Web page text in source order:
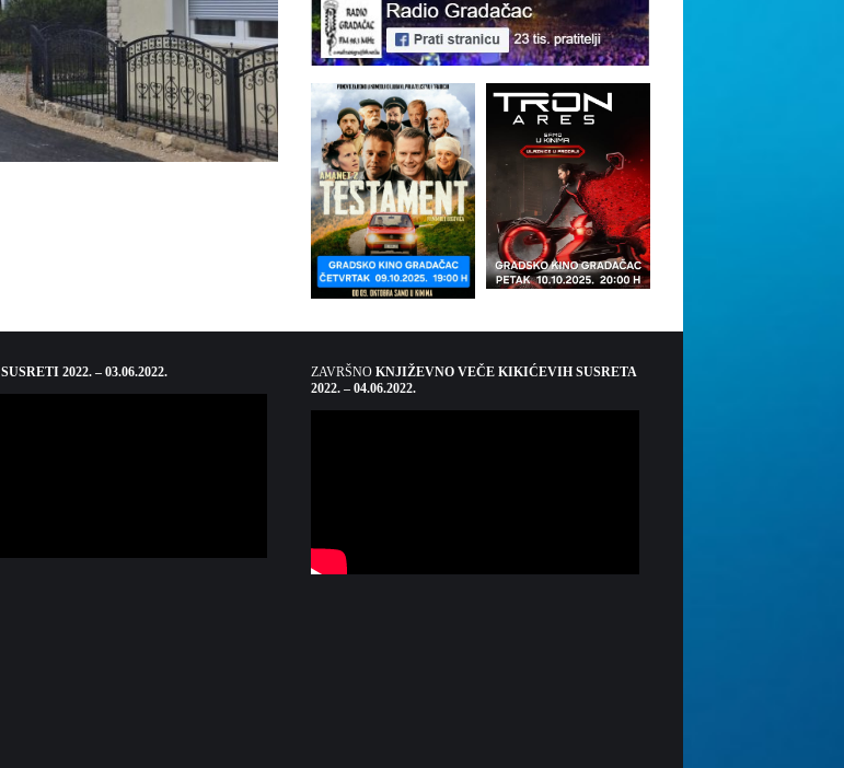
SUSRETI 2022. – 03.06.2022. ZAVRŠNO KNJIŽEVNO VEČE KIKIĆEVIH SUSRETA
2022. – 04.06.2022.